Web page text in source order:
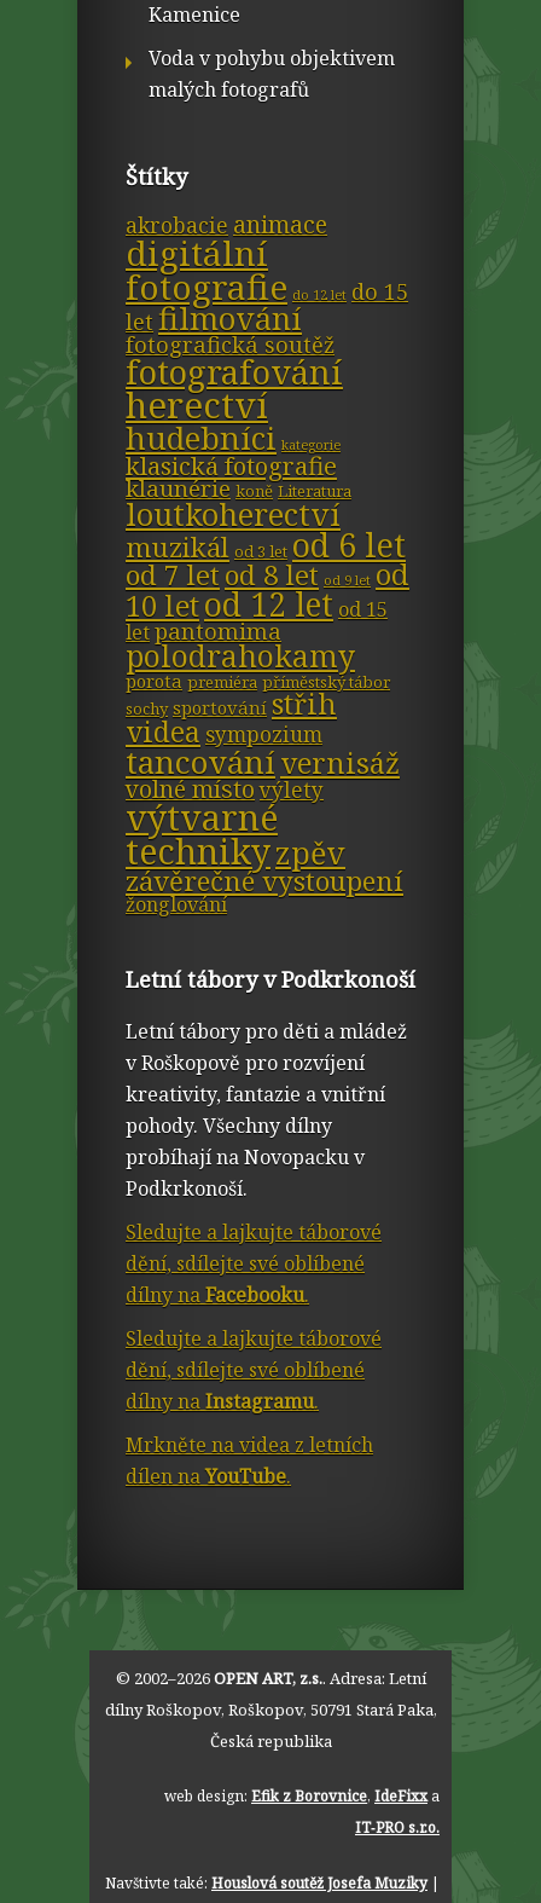
Kamenice
Voda v pohybu objektivem
malých fotografů
Štítky
akrobacie animace
digitální
fotografie do 12 let do 15
let filmování
fotografická soutěž
fotografování
herectví
hudebníci kategorie
klasická fotografie
klaunérie koně Literatura
loutkoherectví
muzikál od 3 let od 6 let
od 7 letod 8 let od 9 let od
10 letod 12 let od 15
letpantomima
polodrahokamy
porota premiéra příměstský tábor
sochy sportování střih
videa sympozium
tancovánívernisáž
volné místovýlety
výtvarné
technikyzpěv
závěrečné vystoupení
žonglování
Letní tábory v Podkrkonoší
Letní tábory pro děti a mládež
v Roškopově pro rozvíjení
kreativity, fantazie a vnitřní
pohody. Všechny dílny
probíhají na Novopacku v
Podkrkonoší.
Sledujte a lajkujte táborové
dění, sdílejte své oblíbené
dílny naFacebooku.
Sledujte a lajkujte táborové
dění, sdílejte své oblíbené
dílny naInstagramu.
Mrkněte na videa z letních
dílen naYouTube.
© 2002–2026OPEN ART, z.s.. Adresa: Letní
dílny Roškopov, Roškopov, 50791 Stará Paka,
Česká republika
web design: Efik z Borovnice, IdeFixxa
IT‑PRO s.r.o.
Navštivte také: Houslová soutěž Josefa Muziky|